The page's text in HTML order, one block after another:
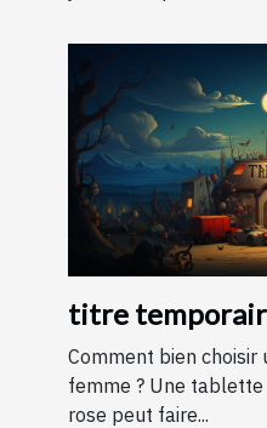
titre
Comment bien choisir
femme ? Une
rose peut faire...